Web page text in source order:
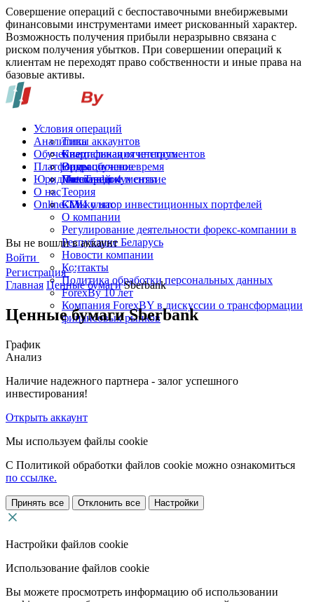
Совершение операций с беспоставочными внебиржевыми
финансовыми инструментами имеет рискованный характер.
Возможность получения прибыли неразрывно связана с
риском получения убытков. При совершении операций к
клиентам не переходят право собственности и иные права на
базовые активы.
Условия операций
Типы аккаунтов
Спецификация инструментов
Операционное время
Пополнение и снятие
Аналитика
Квартальная отчетность
Обучение
Видеообучение
Глоссарий
Теория
Калькулятор инвестиционных портфелей
Платформы
MetaTrader 4
Юридические документы
О нас
СМИ о нас
О компании
Регулирование деятельности форекс-компании в
Республике Беларусь
Новости компании
Контакты
Политика обработки персональных данных
ForexBy 10 лет
Компания ForexBY в дискуссии о трансформации
финансовых рынков
Online-TV
Вы не вошли в аккаунт
Войти
Регистрация
Главная Ценные бумаги Sberbank
Ценные бумаги Sberbank
График
Анализ
Наличие надежного партнера - залог успешного
инвестирования!
Открыть аккаунт
Мы используем файлы cookie
С Политикой обработки файлов cookie можно ознакомиться
по ссылке.
Принять все Отклонить все Настройки
Настройки файлов cookie
Использование файлов cookie
Вы можете просмотреть информацию об использовании